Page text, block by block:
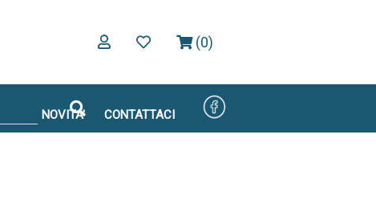
(0)
NOVITA' CONTATTACI